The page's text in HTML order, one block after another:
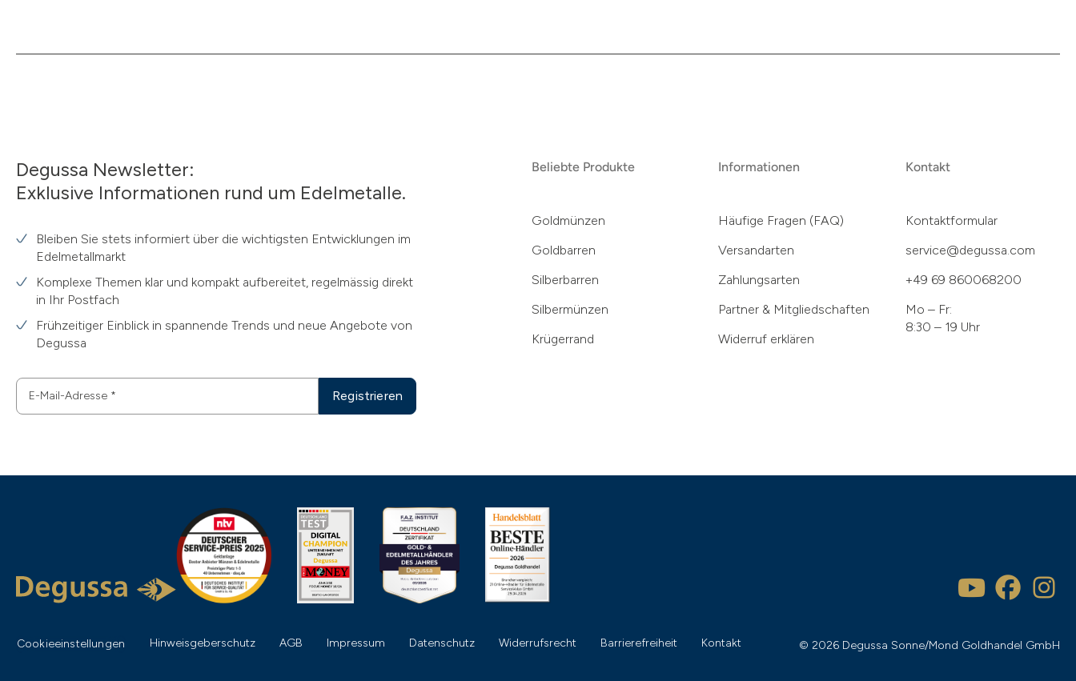
Degussa Newsletter:
Exklusive Informationen rund um Edelmetalle.
Bleiben Sie stets informiert über die wichtigsten Entwicklungen im
Edelmetallmarkt
Komplexe Themen klar und kompakt aufbereitet, regelmässig direkt
in Ihr Postfach
Frühzeitiger Einblick in spannende Trends und neue Angebote von
Degussa
E-Mail-Adresse * Registrieren
Beliebte Produkte
Goldmünzen
Goldbarren
Silberbarren
Silbermünzen
Krügerrand
Informationen
Häufige Fragen (FAQ)
Versandarten
Zahlungsarten
Partner & Mitgliedschaften
Widerruf erklären
Kontakt
Kontaktformular
service@degussa.com
+49 69 860068200
Mo – Fr:
8:30 – 19 Uhr
Cookieeinstellungen Hinweisgeberschutz AGB Impressum Datenschutz Widerrufsrecht Barrierefreiheit Kontakt © 2026 Degussa Sonne/Mond Goldhandel GmbH